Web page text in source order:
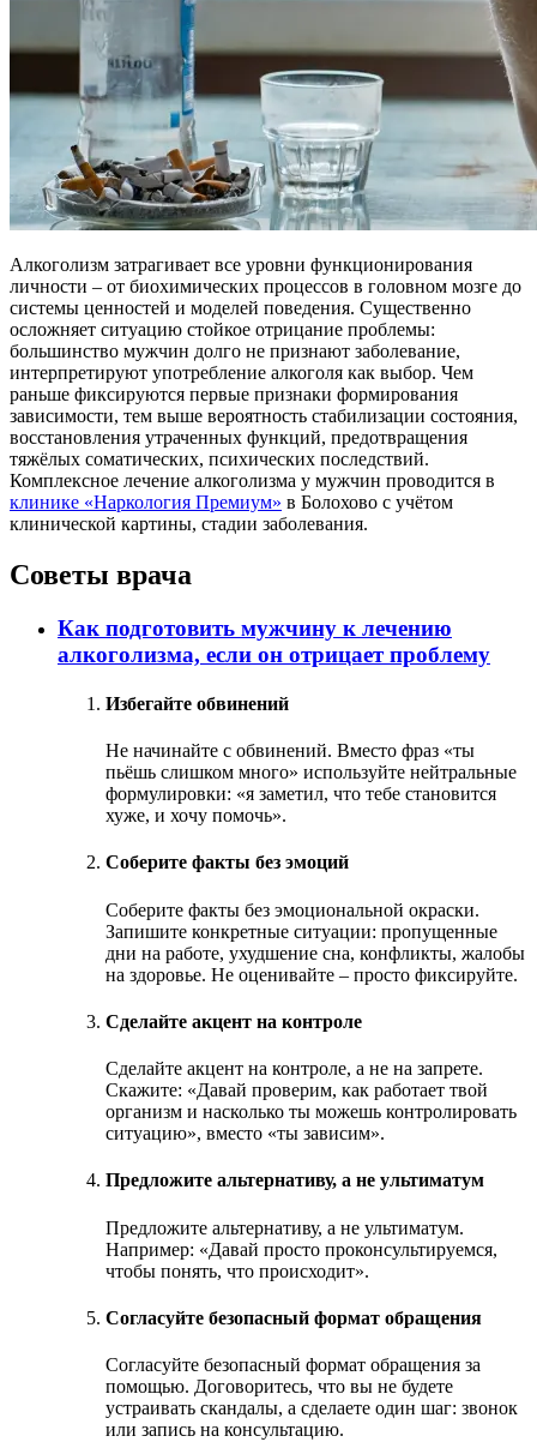
Алкоголизм затрагивает все уровни функционирования
личности – от биохимических процессов в головном мозге до
системы ценностей и моделей поведения. Существенно
осложняет ситуацию стойкое отрицание проблемы:
большинство мужчин долго не признают заболевание,
интерпретируют употребление алкоголя как выбор. Чем
раньше фиксируются первые признаки формирования
зависимости, тем выше вероятность стабилизации состояния,
восстановления утраченных функций, предотвращения
тяжёлых соматических, психических последствий.
Комплексное лечение алкоголизма у мужчин проводится в
клинике «Наркология Премиум» в Болохово с учётом
клинической картины, стадии заболевания.
Советы врача
Как подготовить мужчину к лечению
алкоголизма, если он отрицает проблему
Избегайте обвинений
Не начинайте с обвинений. Вместо фраз «ты
пьёшь слишком много» используйте нейтральные
формулировки: «я заметил, что тебе становится
хуже, и хочу помочь».
Соберите факты без эмоций
Соберите факты без эмоциональной окраски.
Запишите конкретные ситуации: пропущенные
дни на работе, ухудшение сна, конфликты, жалобы
на здоровье. Не оценивайте – просто фиксируйте.
Сделайте акцент на контроле
Сделайте акцент на контроле, а не на запрете.
Скажите: «Давай проверим, как работает твой
организм и насколько ты можешь контролировать
ситуацию», вместо «ты зависим».
Предложите альтернативу, а не ультиматум
Предложите альтернативу, а не ультиматум.
Например: «Давай просто проконсультируемся,
чтобы понять, что происходит».
Согласуйте безопасный формат обращения
Согласуйте безопасный формат обращения за
помощью. Договоритесь, что вы не будете
устраивать скандалы, а сделаете один шаг: звонок
или запись на консультацию.